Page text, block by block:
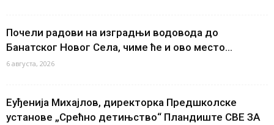
Почели радови на изградњи водовода до
Банатског Новог Села, чиме ће и ово место...
6 августа, 2026
Еуђенија Михајлов, директорка Предшколске
установе „Срећно детињство“ Пландиште СВЕ ЗА